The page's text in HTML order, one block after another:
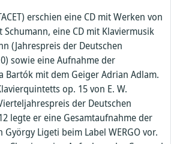
erschien eine CD mit Werken von
Schumann, eine CD mit Klaviermusik
(Jahrespreis der Deutschen
sowie eine Aufnahme der
Bartók mit dem Geiger Adrian Adlam.
op. 15 von E. W.
der Deutschen
legte er eine Gesamtaufnahme der
Ligeti beim Label WERGO vor.